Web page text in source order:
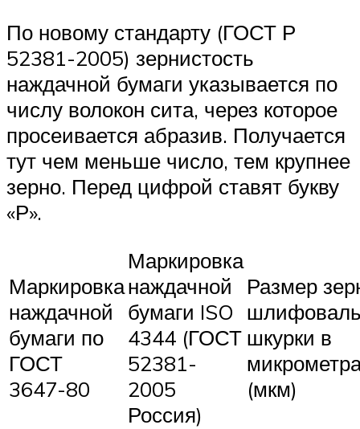
По новому стандарту (ГОСТ Р
52381-2005) зернистость
наждачной бумаги указывается по
числу волокон сита, через которое
просеивается абразив. Получается
тут чем меньше число, тем крупнее
зерно. Перед цифрой ставят букву
«Р».
Маркировка
наждачной
бумаги по
ГОСТ
3647-80
Маркировка
наждачной
бумаги ISO
4344 (ГОСТ
52381-
2005
Россия)
Размер
шкурки в
(мкм)